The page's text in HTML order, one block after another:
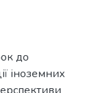
до
іноземних